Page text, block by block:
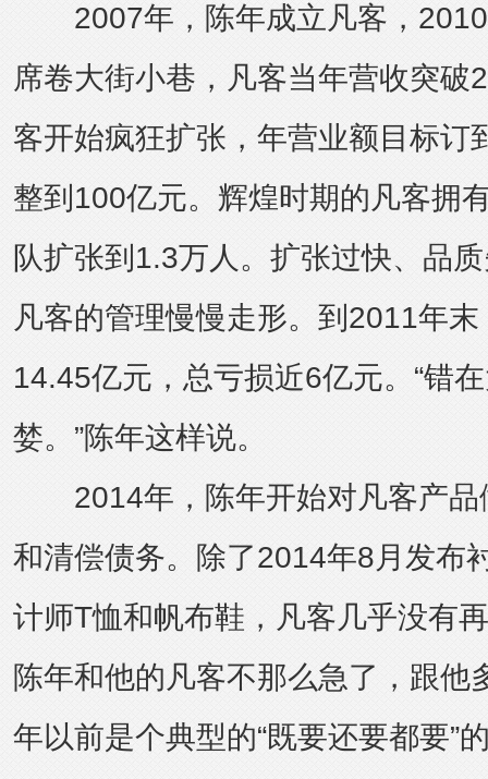
2007年，陈年成立凡客，2010
席卷大街小巷，凡客当年营收突破
客开始疯狂扩张，年营业额目标订
整到100亿元。辉煌时期的凡客拥
队扩张到1.3万人。扩张过快、品
凡客的管理慢慢走形。到2011年
14.45亿元，总亏损近6亿元。“错
婪。”陈年这样说。
2014年，陈年开始对凡客产品
和清偿债务。除了2014年8月发布
计师T恤和帆布鞋，凡客几乎没有
陈年和他的凡客不那么急了，跟他
年以前是个典型的“既要还要都要”